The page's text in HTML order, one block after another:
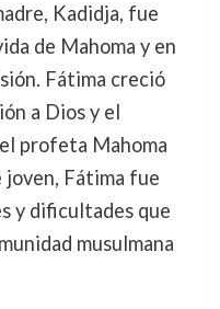
Kadidja, fue
de Mahoma y en
Fátima creció
a Dios y el
profeta Mahoma
joven, Fátima fue
y dificultades que
musulmana